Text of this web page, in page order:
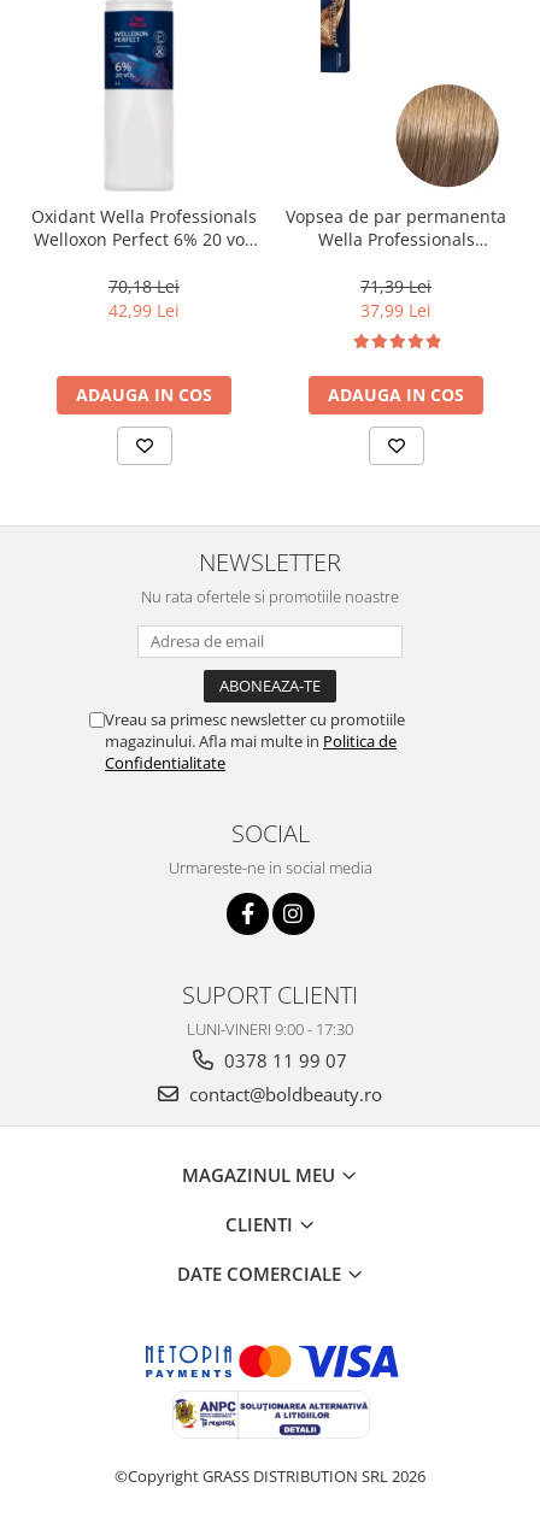
Oxidant Wella Professionals
Welloxon Perfect 6% 20 vol,
70,18 Lei
42,99 Lei
ADAUGA IN COS
Vopsea de par permanenta
Wella Professionals
Blond Deschis Natural, 60
ml
71,39 Lei
37,99 Lei
ADAUGA IN COS
NEWSLETTER
Nu rata ofertele si promotiile noastre
Vreau sa primesc newsletter cu promotiile
magazinului. Afla mai multe in Politica de
Confidentialitate
SOCIAL
Urmareste-ne in social media
SUPORT CLIENTI
LUNI-VINERI 9:00 - 17:30
0378 11 99 07
contact@boldbeauty.ro
MAGAZINUL MEU
CLIENTI
DATE COMERCIALE
©Copyright GRASS DISTRIBUTION SRL 2026